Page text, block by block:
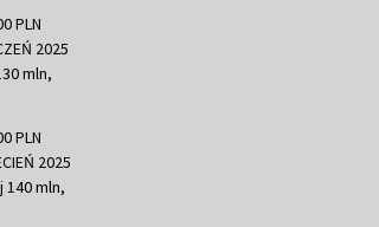
PLN
2025
mln,
PLN
2025
140 mln,